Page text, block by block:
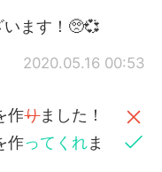
ます！🥺💞
2020.05.16 00:53
作りました！
作ってくれま